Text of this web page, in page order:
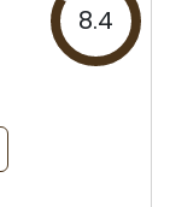
8.4